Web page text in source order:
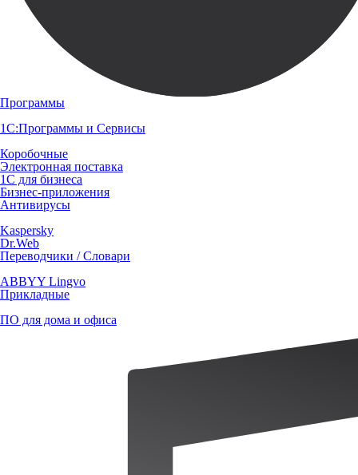
Программы
1С:Программы и Сервисы
Коробочные
Электронная поставка
1С для бизнеса
Бизнес-приложения
Антивирусы
Kaspersky
Dr.Web
Переводчики / Словари
ABBYY Lingvo
Прикладные
ПО для дома и офиса